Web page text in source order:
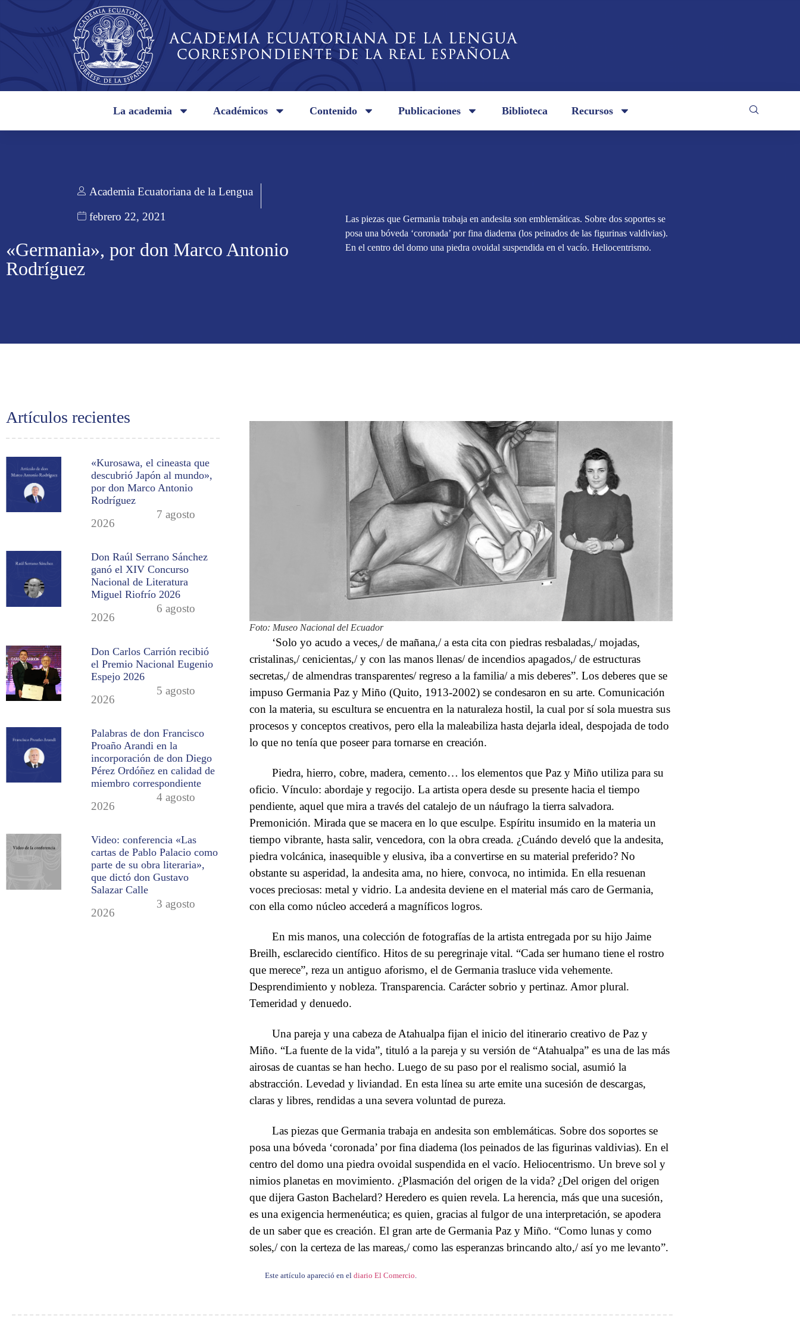
La academia Académicos Contenido Publicaciones Biblioteca Recursos
Academia Ecuatoriana de la Lengua
febrero 22, 2021
«Germania», por don Marco Antonio
Rodríguez
Las piezas que Germania trabaja en andesita son emblemáticas. Sobre dos soportes se
posa una bóveda ‘coronada’ por fina diadema (los peinados de las figurinas valdivias).
En el centro del domo una piedra ovoidal suspendida en el vacío. Heliocentrismo.
Artículos recientes
«Kurosawa, el cineasta que
descubrió Japón al mundo»,
por don Marco Antonio
Rodríguez
7 agosto
2026
Don Raúl Serrano Sánchez
ganó el XIV Concurso
Nacional de Literatura
Miguel Riofrío 2026
6 agosto
2026
Don Carlos Carrión recibió
el Premio Nacional Eugenio
Espejo 2026
5 agosto
2026
Palabras de don Francisco
Proaño Arandi en la
incorporación de don Diego
Pérez Ordóñez en calidad de
miembro correspondiente
4 agosto
2026
Video: conferencia «Las
cartas de Pablo Palacio como
parte de su obra literaria»,
que dictó don Gustavo
Salazar Calle
3 agosto
2026
Foto: Museo Nacional del Ecuador
‘Solo yo acudo a veces,/ de mañana,/ a esta cita con piedras resbaladas,/ mojadas,
cristalinas,/ cenicientas,/ y con las manos llenas/ de incendios apagados,/ de estructuras
secretas,/ de almendras transparentes/ regreso a la familia/ a mis deberes”. Los deberes que se
impuso Germania Paz y Miño (Quito, 1913-2002) se condesaron en su arte. Comunicación
con la materia, su escultura se encuentra en la naturaleza hostil, la cual por sí sola muestra sus
procesos y conceptos creativos, pero ella la maleabiliza hasta dejarla ideal, despojada de todo
lo que no tenía que poseer para tornarse en creación.
Piedra, hierro, cobre, madera, cemento… los elementos que Paz y Miño utiliza para su
oficio. Vínculo: abordaje y regocijo. La artista opera desde su presente hacia el tiempo
pendiente, aquel que mira a través del catalejo de un náufrago la tierra salvadora.
Premonición. Mirada que se macera en lo que esculpe. Espíritu insumido en la materia un
tiempo vibrante, hasta salir, vencedora, con la obra creada. ¿Cuándo develó que la andesita,
piedra volcánica, inasequible y elusiva, iba a convertirse en su material preferido? No
obstante su asperidad, la andesita ama, no hiere, convoca, no intimida. En ella resuenan
voces preciosas: metal y vidrio. La andesita deviene en el material más caro de Germania,
con ella como núcleo accederá a magníficos logros.
En mis manos, una colección de fotografías de la artista entregada por su hijo Jaime
Breilh, esclarecido científico. Hitos de su peregrinaje vital. “Cada ser humano tiene el rostro
que merece”, reza un antiguo aforismo, el de Germania trasluce vida vehemente.
Desprendimiento y nobleza. Transparencia. Carácter sobrio y pertinaz. Amor plural.
Temeridad y denuedo.
Una pareja y una cabeza de Atahualpa fijan el inicio del itinerario creativo de Paz y
Miño. “La fuente de la vida”, tituló a la pareja y su versión de “Atahualpa” es una de las más
airosas de cuantas se han hecho. Luego de su paso por el realismo social, asumió la
abstracción. Levedad y liviandad. En esta línea su arte emite una sucesión de descargas,
claras y libres, rendidas a una severa voluntad de pureza.
Las piezas que Germania trabaja en andesita son emblemáticas. Sobre dos soportes se
posa una bóveda ‘coronada’ por fina diadema (los peinados de las figurinas valdivias). En el
centro del domo una piedra ovoidal suspendida en el vacío. Heliocentrismo. Un breve sol y
nimios planetas en movimiento. ¿Plasmación del origen de la vida? ¿Del origen del origen
que dijera Gaston Bachelard? Heredero es quien revela. La herencia, más que una sucesión,
es una exigencia hermenéutica; es quien, gracias al fulgor de una interpretación, se apodera
de un saber que es creación. El gran arte de Germania Paz y Miño. “Como lunas y como
soles,/ con la certeza de las mareas,/ como las esperanzas brincando alto,/ así yo me levanto”.
Este artículo apareció en el diario El Comercio